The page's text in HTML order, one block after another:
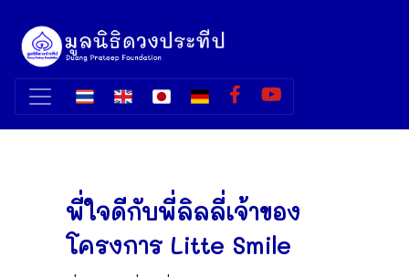
พี่ใจดีกับพี่ลิลลี่เจ้าของ
โครงการ Litte Smile